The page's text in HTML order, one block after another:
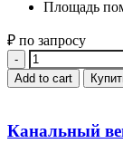
Площадь
₽ по запросу
Quantity
Add to cart
Канальный